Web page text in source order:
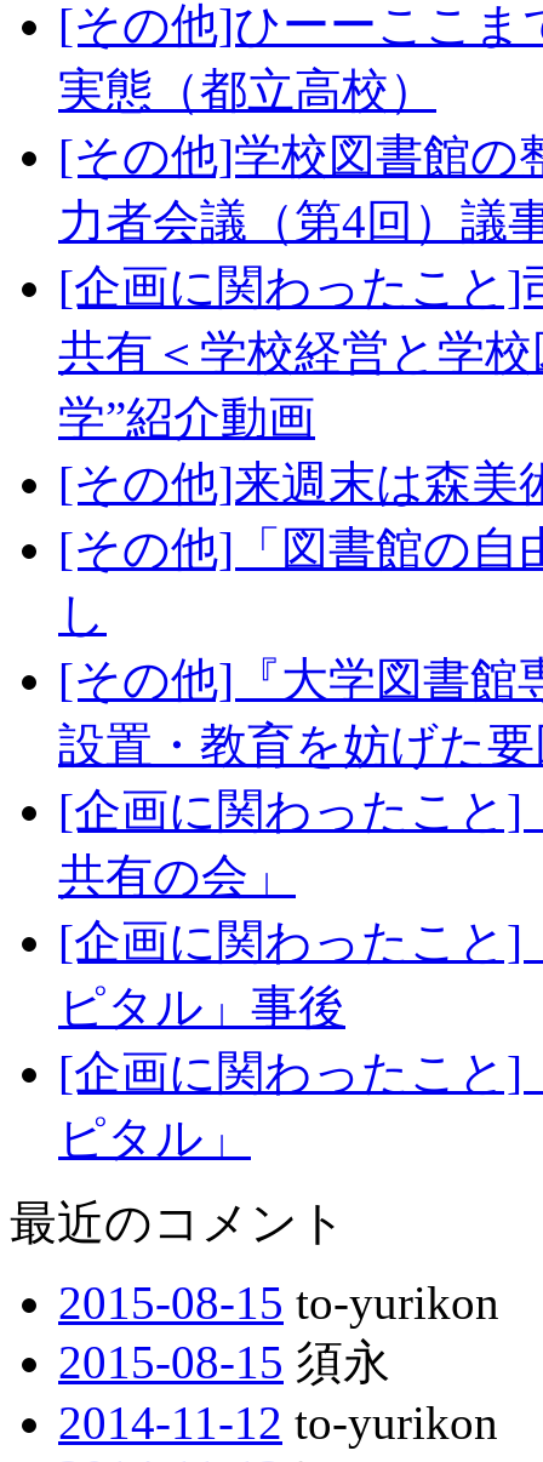
[その他]ひーーここま
実態（都立高校）
[その他]学校図書館の
力者会議（第4回）議
[企画に関わったこと]
共有＜学校経営と学
学”紹介動画
[その他]来週末は森
[その他]「図書館の自
し
[その他]『大学図書館
設置・教育を妨げた
[企画に関わったこと]
共有の会」
[企画に関わったこと]
ピタル」事後
[企画に関わったこと]
ピタル」
最近のコメント
2015-08-15 to-yurikon
2015-08-15 須永
2014-11-12 to-yurikon